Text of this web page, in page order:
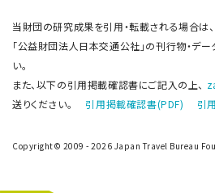
当財団の研究成果を引用・転載される場合は、
「公益財団法人日本交通公社」の刊行物・デー
い。
また、以下の引用掲載確認書にご記入の上、
送りください。 引用掲載確認書(PDF) 引
Copyright© 2009 - 2026 Japan Travel Bureau